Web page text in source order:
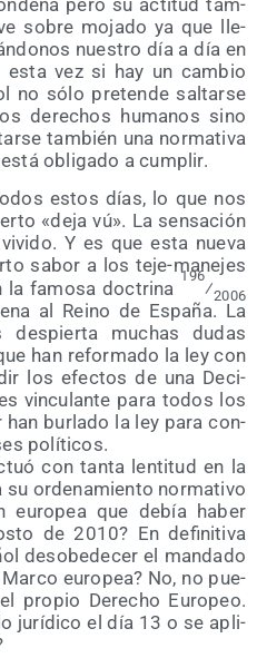
sobre moja­do ya que lle­
nues­tro día a día en
vez si hay un cam­bio
no sólo pre­ten­de sal­tar­se
dere­chos huma­nos sino
tam­bién una nor­ma­ti­va
obli­ga­do a cumplir.
estos días, lo que nos
«deja vú». La sen­sa­ción
Y es que esta nue­va
sabor a los teje-mane­jes
la famo­sa doc­tri­na
196
⁄2006
al Rei­no de Espa­ña. La
muchas dudas
han refor­ma­do la ley con
los efec­tos de una Deci­
vin­cu­lan­te para todos los
han bur­la­do la ley para con­
políticos.
con tan­ta len­ti­tud en la
orde­na­mien­to nor­ma­ti­vo
euro­pea que debía haber
de 2010? En defi­ni­ti­va
des­obe­de­cer el man­da­do
euro­pea? No, no pue­
pro­pio Dere­cho Euro­peo.
jurí­di­co el día 13 o se apli­